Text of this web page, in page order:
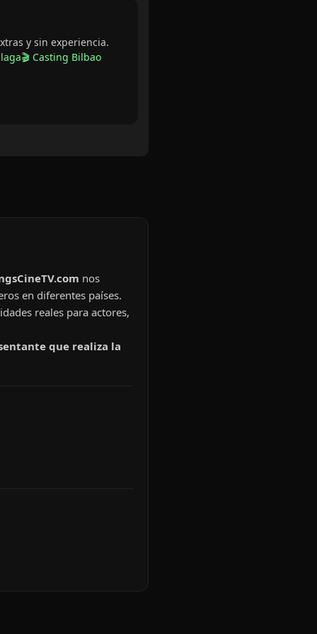
y sin experiencia.
🎬 Casting Bilbao
nos
en diferentes países.
reales para actores,
que realiza la